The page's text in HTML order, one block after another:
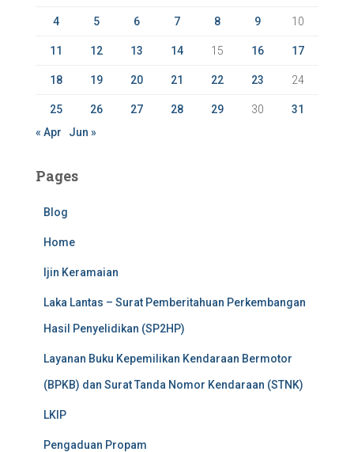
4 5 6 7 8 9 10
11 12 13 14 15 16 17
18 19 20 21 22 23 24
25 26 27 28 29 30
31
« Apr
Jun »
Pages
Blog
Home
Ijin Keramaian
Laka Lantas – Surat Pemberitahuan Perkembangan
Hasil Penyelidikan (SP2HP)
Layanan Buku Kepemilikan Kendaraan Bermotor
(BPKB) dan Surat Tanda Nomor Kendaraan (STNK)
LKIP
Pengaduan Propam